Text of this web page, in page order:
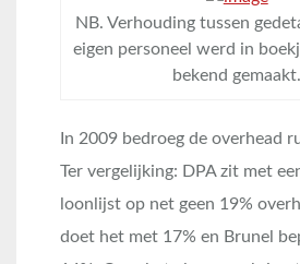
NB. Verhouding tussen
eigen personeel werd in
bekend gemaakt.
In 2009 bedroeg de overhead
Ter vergelijking: DPA zit met
loonlijst op net geen 19%
doet het met 17% en Brunel